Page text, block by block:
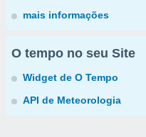
mais informações
O tempo no seu Site
Widget de O Tempo
API de Meteorologia